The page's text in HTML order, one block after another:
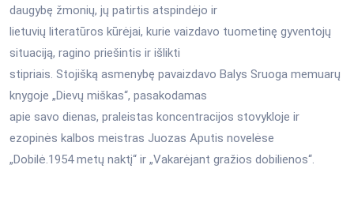
daugybę žmonių, jų patirtis atspindėjo ir
lietuvių literatūros kūrėjai, kurie vaizdavo tuometinę gyventojų
situaciją, ragino priešintis ir išlikti
stipriais. Stojišką asmenybę pavaizdavo Balys Sruoga memuarų
knygoje „Dievų miškas“, pasakodamas
apie savo dienas, praleistas koncentracijos stovykloje ir
ezopinės kalbos meistras Juozas Aputis novelėse
„Dobilė.1954 metų naktį“ ir „Vakarėjant gražios dobilienos‘‘.